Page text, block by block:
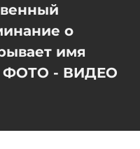
о
имя
ФОТО - ВИДЕО